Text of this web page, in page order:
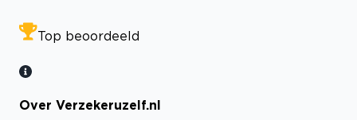
Top beoordeeld
Over Verzekeruzelf.nl